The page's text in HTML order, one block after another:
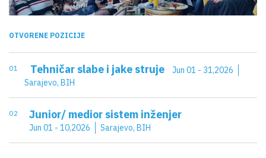
OTVORENE POZICIJE
0 1 Tehničar slabe i jake struje
Jun 01 - 31,2026
Sarajevo, BIH
0 2 Junior/ medior sistem inženjer
Jun 01 - 10,2026 Sarajevo, BIH